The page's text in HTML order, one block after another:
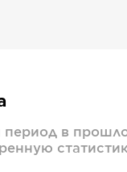
период в